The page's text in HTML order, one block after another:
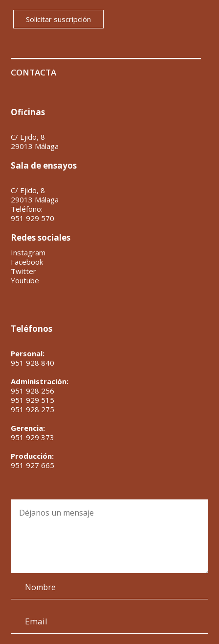
Solicitar suscripción
CONTACTA
Oficinas
C/ Ejido, 8
29013 Málaga
Sala de ensayos
C/ Ejido, 8
29013 Málaga
Teléfono:
951 929 570
Redes sociales
Instagram
Facebook
Twitter
Youtube
Teléfonos
Personal:
951 928 840
Administración:
951 928 256
951 929 515
951 928 275
Gerencia:
951 929 373
Producción:
951 927 665